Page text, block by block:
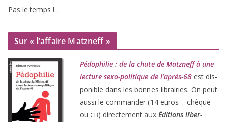
Pas le temps !…
Sur « l’affaire Matzneff »
Pédophilie : de la chute de Matzneff à une
lec­ture sexo-poli­tique de l’après-68 est dis­
po­nible dans les bonnes librai­ries. On peut
aus­si le com­man­der (14 euros – chèque
ou CB) direc­te­ment aux Éditions liber­